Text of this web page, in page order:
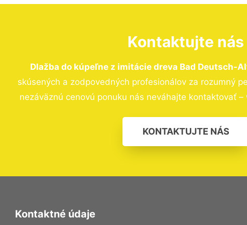
Kontaktujte nás
Dlažba do kúpeľne z imitácie dreva Bad Deutsch-
skúsených a zodpovedných profesionálov za rozumný
nezáväznú cenovú ponuku nás neváhajte kontaktovať
KONTAKTUJTE NÁS
Kontaktné údaje